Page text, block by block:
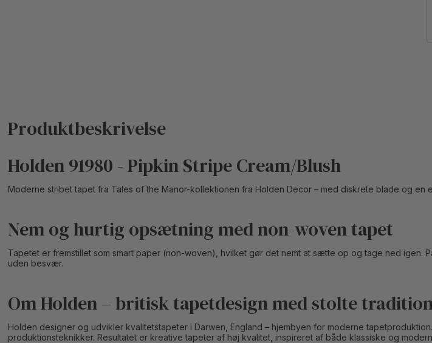
Holden 91980 - Pipkin Stripe Cream/Blush
Moderne stribet tapet fra Tales of the Manor-kollektionen fra Holden Decor – med diskrete blade og
Nem og hurtig opsætning med non-woven tapet
Tapetet er fremstillet som smart paper (non-woven), hvilket gør det nemt at sætte op og tage ned igen.
uden besvær.
Om Holden – britisk tapetdesign med stolte
Holden designer og udvikler kvalitetstapeter i Darwen, England – hjembyen for moderne
produktionsteknikker. Resultatet er kreative tapeter af høj kvalitet, inspireret af både klassiske og